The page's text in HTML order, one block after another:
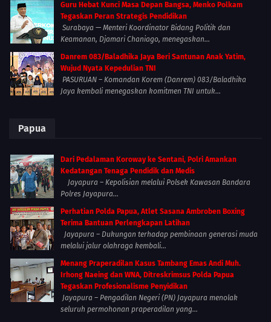
Guru Hebat Kunci Masa Depan Bangsa, Menko Polkam
Tegaskan Peran Strategis Pendidikan
Surabaya — Menteri Koordinator Bidang Politik dan
Keamanan, Djamari Chaniago, menegaskan...
Danrem 083/Baladhika Jaya Beri Santunan Anak Yatim,
Wujud Nyata Kepedulian TNI
PASURUAN – Komandan Korem (Danrem) 083/Baladhika
Jaya kembali menegaskan komitmen TNI untuk...
Papua
Dari Pedalaman Koroway ke Sentani, Polri Amankan
Kedatangan Tenaga Pendidik dan Medis
Jayapura – Kepolisian melalui Polsek Kawasan Bandara
Polres Jayapura...
Perhatian Polda Papua, Atlet Sasana Ambroben Boxing
Terima Bantuan Perlengkapan Latihan
Jayapura – Dukungan terhadap pembinaan generasi muda
melalui jalur olahraga kembali...
Menang Praperadilan Kasus Tambang Emas Andi Muh.
Irhong Naeing dan WNA, Ditreskrimsus Polda Papua
Tegaskan Profesionalisme Penyidikan
Jayapura – Pengadilan Negeri (PN) Jayapura menolak
seluruh permohonan praperadilan yang...